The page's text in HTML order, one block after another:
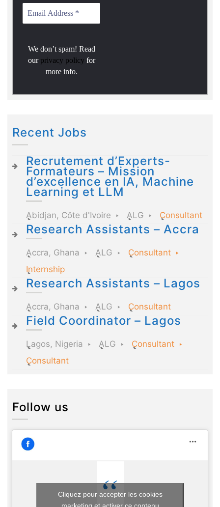
We don’t spam! Read
our privacy policy for
more info.
Recent Jobs
Recrutement d’Experts-
Formateurs – Mission
d’excellence en IA, Machine
Learning et LLM
Abidjan, Côte d'Ivoire ALG Consultant
Research Assistants – Accra
Accra, Ghana ALG
Consultant
Internship
Research Assistants – Lagos
Accra, Ghana ALG Consultant
Field Coordinator – Lagos
Lagos, Nigeria ALG
Consultant
Consultant
Follow us
Cliquez pour accepter les cookies